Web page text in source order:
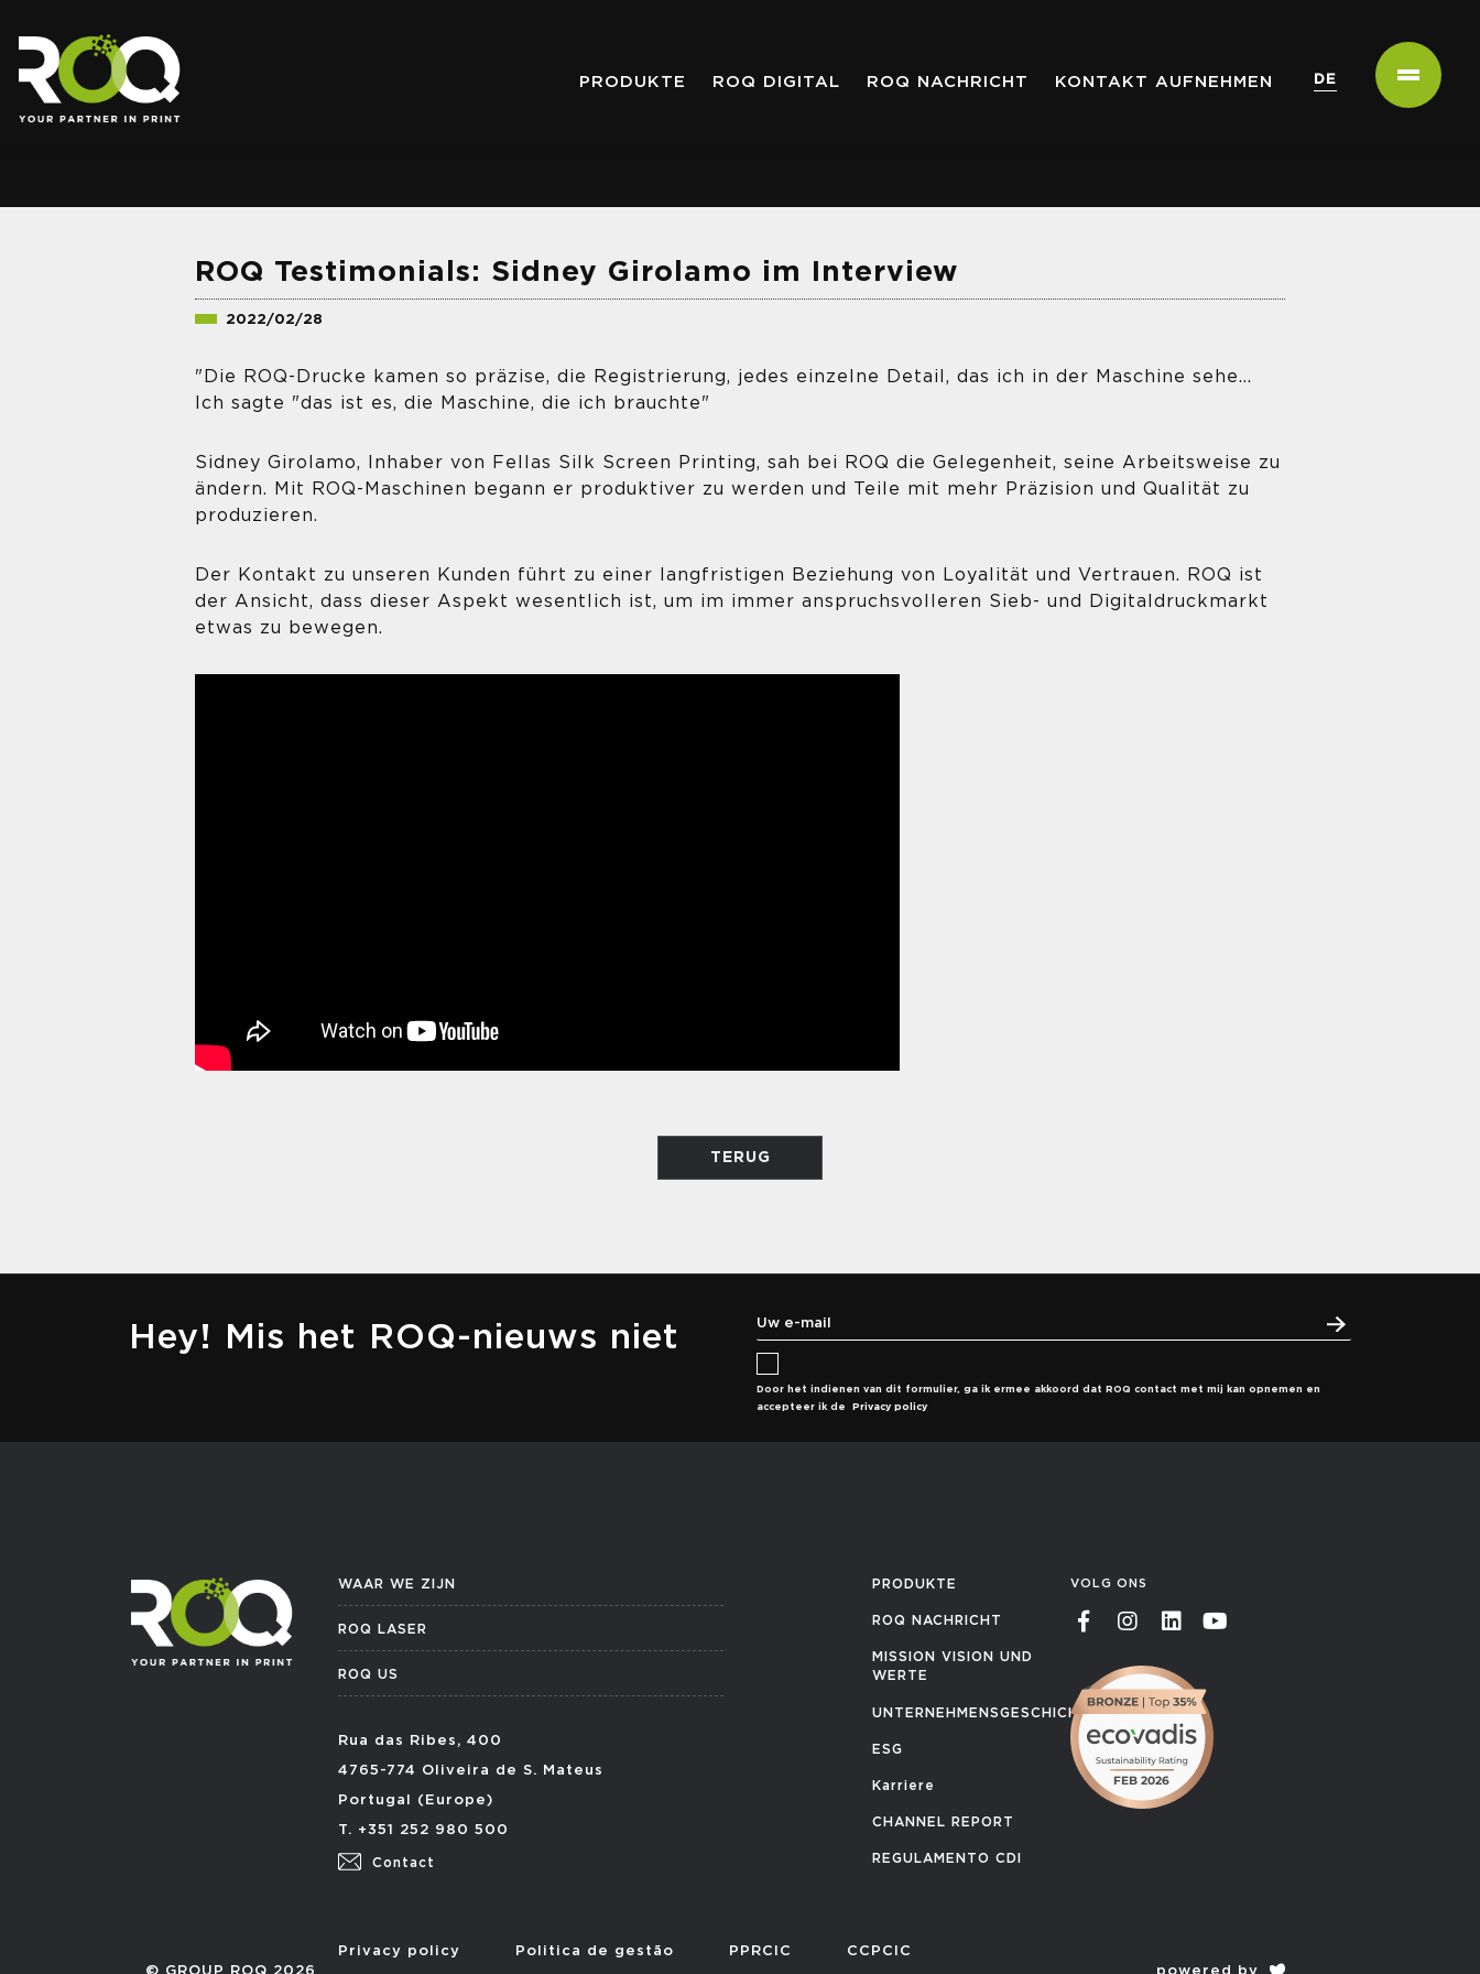
PRODUKTE ROQ DIGITAL ROQ NACHRICHT KONTAKT AUFNEHMEN DE
ROQ Testimonials: Sidney Girolamo im Interview
2022/02/28
"Die ROQ-Drucke kamen so präzise, die Registrierung, jedes einzelne Detail, das ich in der Maschine sehe...
Ich sagte "das ist es, die Maschine, die ich brauchte"
Sidney Girolamo, Inhaber von Fellas Silk Screen Printing, sah bei ROQ die Gelegenheit, seine Arbeitsweise zu
ändern. Mit ROQ-Maschinen begann er produktiver zu werden und Teile mit mehr Präzision und Qualität zu
produzieren.
Der Kontakt zu unseren Kunden führt zu einer langfristigen Beziehung von Loyalität und Vertrauen. ROQ ist
der Ansicht, dass dieser Aspekt wesentlich ist, um im immer anspruchsvolleren Sieb- und Digitaldruckmarkt
etwas zu bewegen.
TERUG
Hey! Mis het ROQ-nieuws niet
Door het indienen van dit formulier, ga ik ermee akkoord dat ROQ contact met mij kan opnemen en
accepteer ik de
Privacy policy
WAAR WE ZIJN
ROQ LASER
ROQ US
Rua das Ribes, 400
4765-774 Oliveira de S. Mateus
Portugal (Europe)
T. +351 252 980 500
Contact
PRODUKTE
ROQ NACHRICHT
MISSION VISION UND
WERTE
UNTERNEHMENSGESCHICHTE
ESG
Karriere
CHANNEL REPORT
REGULAMENTO CDI
VOLG ONS
Privacy policy Politica de gestão PPRCIC
CCPCIC
© GROUP ROQ 2026
powered by